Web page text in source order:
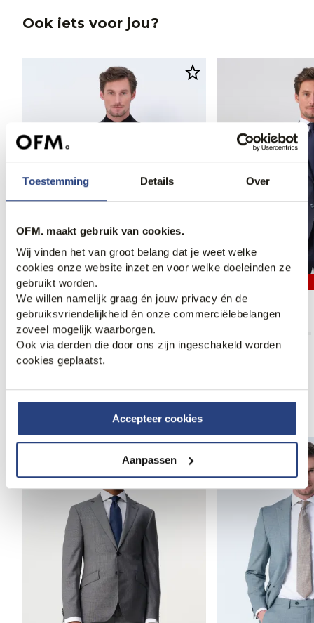
Toestemming Details Over
OFM. maakt gebruik van cookies.
Wij vinden het van groot belang dat je weet welke
cookies onze website inzet en voor welke doeleinden ze
gebruikt worden.
We willen namelijk graag én jouw privacy én de
gebruiksvriendelijkheid én onze commerciëlebelangen
zoveel mogelijk waarborgen.
Ook via derden die door ons zijn ingeschakeld worden
cookies geplaatst.
Accepteer cookies
Aanpassen
Ook iets voor jou?
2 voor 499,99
Recall Pak
349,95
299,99
Recall Pak
349,95
299,99
Anderen bekeken ook